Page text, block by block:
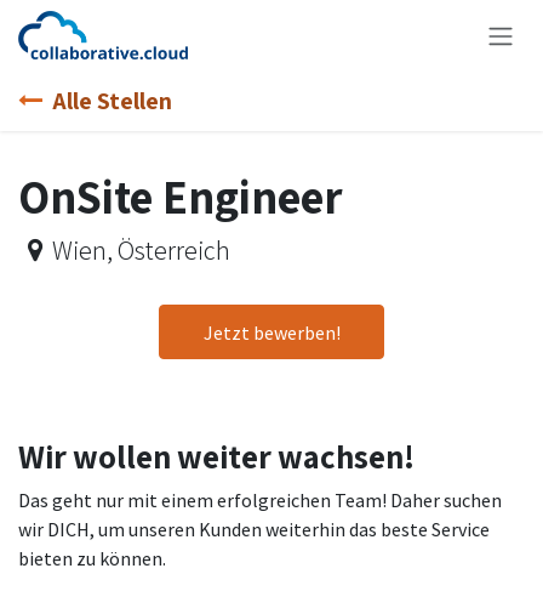
Zum Inhalt springen
Alle Stellen
OnSite Engineer
Wien,Österreich
Jetzt bewerben!
Wir wollen weiter wachsen!
Das geht nur mit einem erfolgreichen Team! Daher suchen
wir DICH, um unseren Kunden weiterhin das beste Service
bieten zu können.